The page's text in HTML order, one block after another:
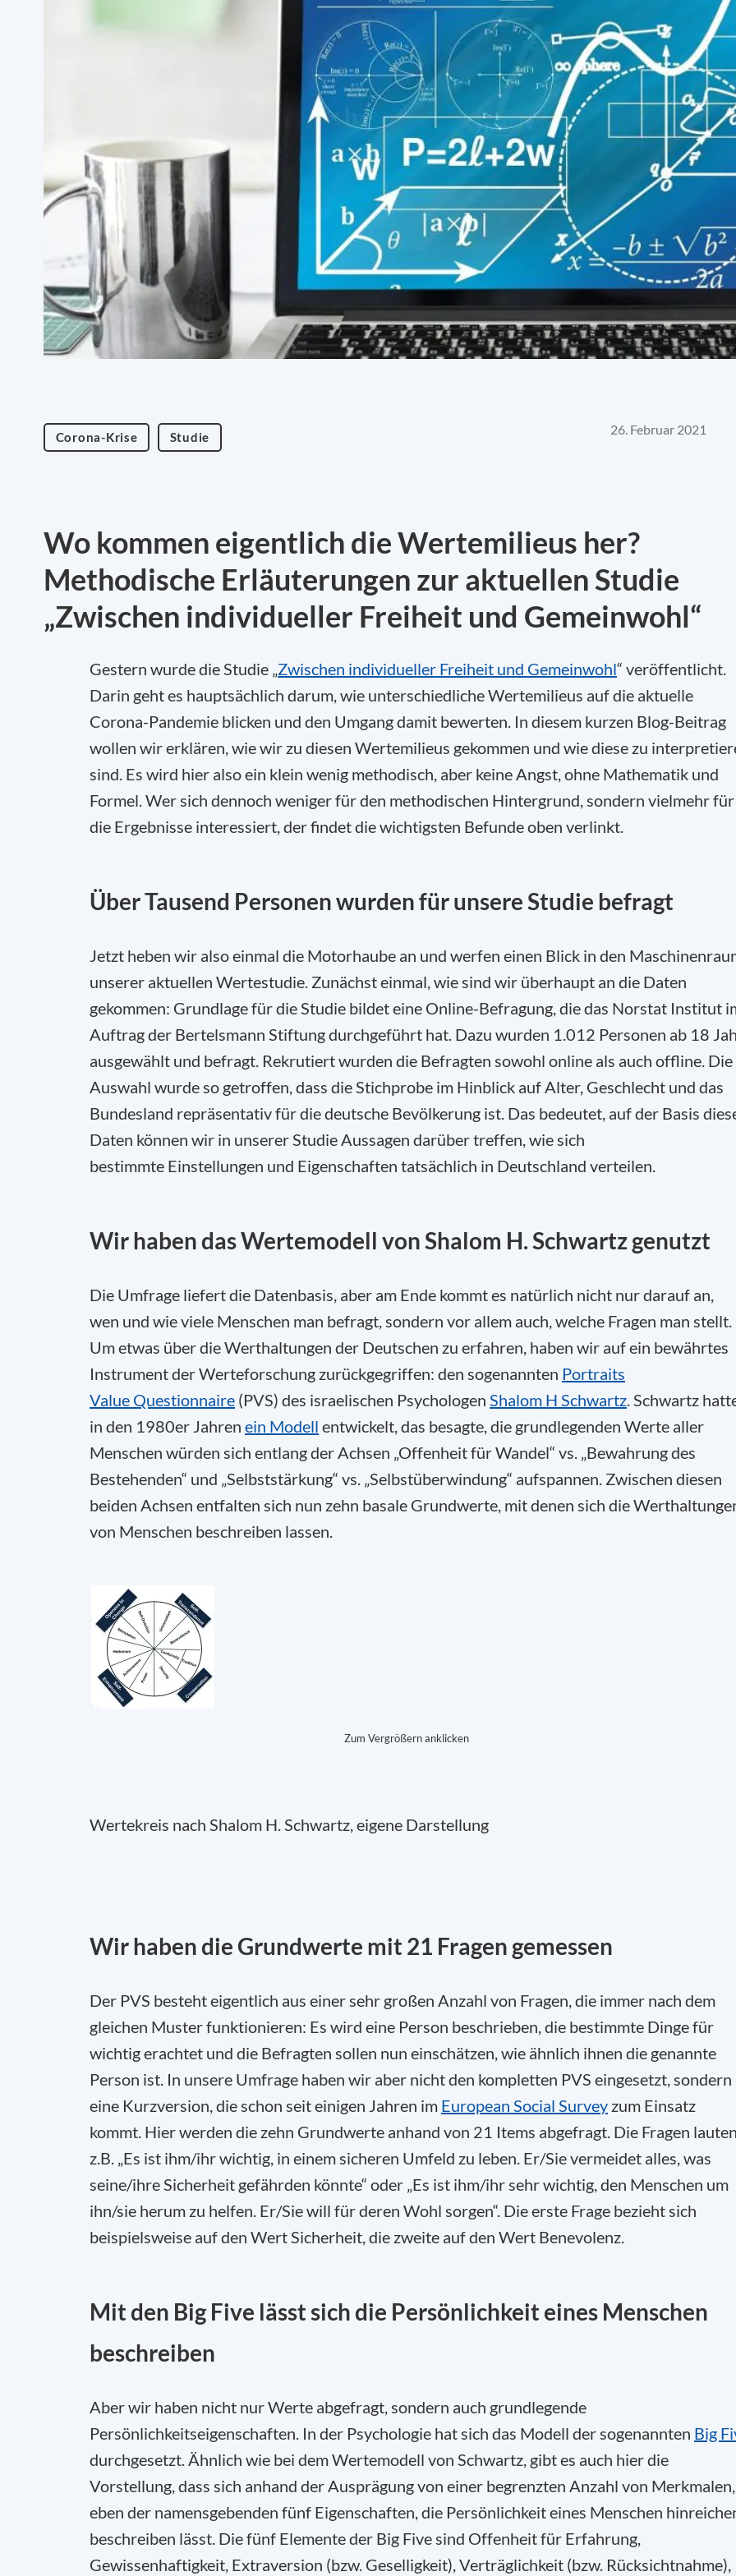
Corona-Krise Studie 26. Februar 2021
Wo kommen eigentlich die Wertemilieus her?
Methodische Erläuterungen zur aktuellen Studie
„Zwischen individueller Freiheit und Gemeinwohl“
Gestern wurde die Studie „Zwischen individueller Freiheit und Gemeinwohl“ veröffentlicht.
Darin geht es hauptsächlich darum, wie unterschiedliche Wertemilieus auf die aktuelle
Corona-Pandemie blicken und den Umgang damit bewerten. In diesem kurzen Blog-Beitrag
wollen wir erklären, wie wir zu diesen Wertemilieus gekommen und wie diese zu
sind. Es wird hier also ein klein wenig methodisch, aber keine Angst, ohne Mathematik und
Formel. Wer sich dennoch weniger für den methodischen Hintergrund, sondern vielmehr für
die Ergebnisse interessiert, der findet die wichtigsten Befunde oben verlinkt.
Über Tausend Personen wurden für unsere Studie befragt
Jetzt heben wir also einmal die Motorhaube an und werfen einen Blick in den
unserer aktuellen Wertestudie. Zunächst einmal, wie sind wir überhaupt an die Daten
gekommen: Grundlage für die Studie bildet eine Online-Befragung, die das Norstat Institut
Auftrag der Bertelsmann Stiftung durchgeführt hat. Dazu wurden 1.012 Personen ab 18
ausgewählt und befragt. Rekrutiert wurden die Befragten sowohl online als auch offline. Die
Auswahl wurde so getroffen, dass die Stichprobe im Hinblick auf Alter, Geschlecht und das
Bundesland repräsentativ für die deutsche Bevölkerung ist. Das bedeutet, auf der Basis
Daten können wir in unserer Studie Aussagen darüber treffen, wie sich
bestimmte Einstellungen und Eigenschaften tatsächlich in Deutschland verteilen.
Wir haben das Wertemodell vonShalom H.Schwartz genutzt
Die Umfrage liefert die Datenbasis, aber am Ende kommt es natürlich nicht nur darauf an,
wen und wie viele Menschen man befragt, sondern vor allem auch, welche Fragen man stellt.
Um etwas über die Werthaltungen der Deutschen zu erfahren, haben wir auf ein bewährtes
Instrument der Werteforschung zurückgegriffen: den sogenannten Portraits
Value Questionnaire (PVS) des israelischen Psychologen Shalom H Schwartz. Schwartz
in den 1980er Jahren ein Modell entwickelt, das besagte, die grundlegenden Werte aller
Menschen würden sich entlang der Achsen „Offenheit für Wandel“ vs. „Bewahrung des
Bestehenden“ und „Selbststärkung“ vs. „Selbstüberwindung“ aufspannen. Zwischen diesen
beiden Achsen entfalten sich nun zehn basale Grundwerte, mit denen sich die
von Menschen beschreiben lassen.
Zum Vergrößern anklicken
Wertekreis nach Shalom H. Schwartz, eigene Darstellung
Wir habendie Grundwerte mit 21 Fragen gemessen
Der PVS besteht eigentlich aus einer sehr großen Anzahl von Fragen, die immer nach dem
gleichen Muster funktionieren: Es wird eine Person beschrieben, die bestimmte Dinge für
wichtig erachtet und die Befragten sollen nun einschätzen, wie ähnlich ihnen die genannte
Person ist. In unsere Umfrage haben wir aber nicht den kompletten PVS eingesetzt, sondern
eine Kurzversion, die schon seit einigen Jahren im European Social Survey zum Einsatz
kommt. Hier werden die zehn Grundwerte anhand von 21 Items abgefragt. Die Fragen
z.B. „Es ist ihm/ihr wichtig, in einem sicheren Umfeld zu leben. Er/Sie vermeidet alles, was
seine/ihre Sicherheit gefährden könnte“ oder „Es ist ihm/ihr sehr wichtig, den Menschen um
ihn/sie herum zu helfen. Er/Sie will für deren Wohl sorgen“. Die erste Frage bezieht sich
beispielsweise auf den Wert Sicherheit, die zweite auf den Wert Benevolenz.
Mit den Big Five lässt sich die Persönlichkeit eines Menschen
beschreiben
Aber wir haben nicht nur Werte abgefragt, sondern auch grundlegende
Persönlichkeitseigenschaften. In der Psychologie hat sich das Modell der sogenannten Big
durchgesetzt. Ähnlich wie bei dem Wertemodell von Schwartz, gibt es auch hier die
Vorstellung, dass sich anhand der Ausprägung von einer begrenzten Anzahl von Merkmalen,
eben der namensgebenden fünf Eigenschaften, die Persönlichkeit eines Menschen
beschreiben lässt. Die fünf Elemente der Big Five sind Offenheit für Erfahrung,
Gewissenhaftigkeit, Extraversion (bzw. Geselligkeit), Verträglichkeit (bzw. Rücksichtnahme),